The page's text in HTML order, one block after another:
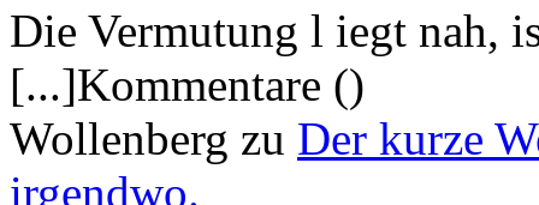
Die Vermutung l iegt nah,
[...]Kommentare ()
Wollenberg zu Der kurze
irgendwo.